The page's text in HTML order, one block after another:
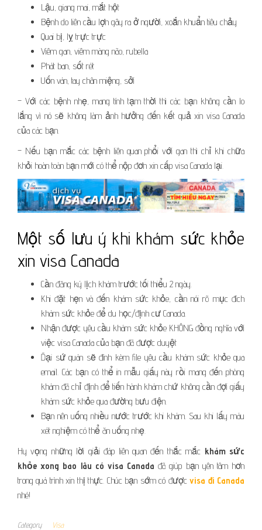
Lậu, giang mai, mắt hột
Bệnh do liên cầu lợn gây ra ở người, xoắn khuẩn tiêu chảy
Quai bị, lỵ trực trực
Viêm gan, viêm màng não, rubella
Phát ban, sốt rét
Uốn ván, tay chân miệng, sởi
– Với các bệnh nhẹ, mang tính tạm thời thì các bạn không cần lo
lắng vì nó sẽ không làm ảnh hưởng đến kết quả xin visa Canada
của các bạn.
– Nếu bạn mắc các bệnh liên quan phổi với gan thì chỉ khi chữa
khỏi hoàn toàn bạn mới có thể nộp đơn xin cấp visa Canada lại.
Một số lưu ý khi khám sức khỏe
xin visa Canada
Cần đăng ký lịch khám trước tối thiểu 2 ngày.
Khi đặt hẹn và đến khám sức khỏe, cần nói rõ mục đích
khám sức khỏe để du học/định cư Canada.
Nhận được yêu cầu khám sức khỏe KHÔNG đồng nghĩa với
việc visa Canada của bạn đã được duyệt
Đại sứ quán sẽ đính kèm file yêu cầu khám sức khỏe qua
email. Các bạn có thể in mẫu giấy này rồi mang đến phòng
khám đã chỉ định để tiến hành khám chứ không cần đợi giấy
khám sức khỏe qua đường bưu điện.
Bạn nên uống nhiều nước trước khi khám. Sau khi lấy máu
xét nghiệm có thể ăn uống nhẹ.
Hy vọng những lời giải đáp liên quan đến thắc mắc khám sức
khỏe xong bao lâu có visa Canada đã giúp bạn yên tâm hơn
trong quá trình xin thị thực. Chúc bạn sớm có đượcvisa đi Canada
nhé!
Category Visa